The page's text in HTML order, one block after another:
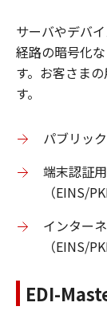
サーバやデバ
経路の暗号化
す。お客さま
す。
パブリッ
端末認証
（EINS/
インター
（EINS/
EDI-